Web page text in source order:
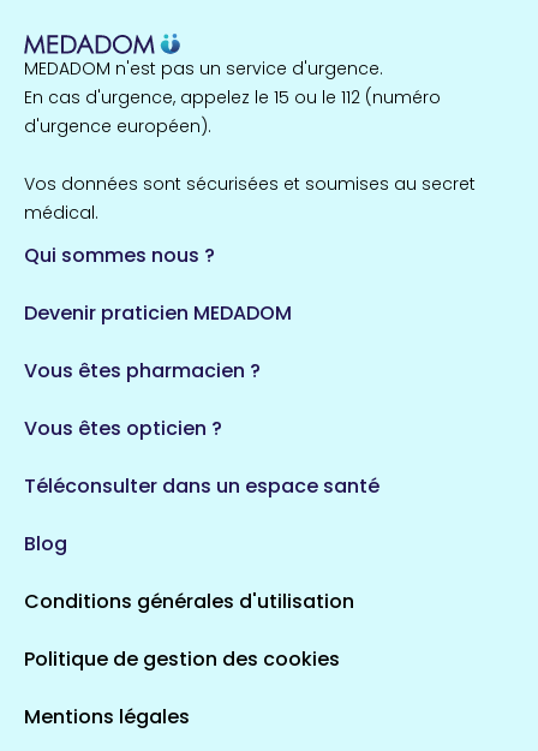
MEDADOM n'est pas un service d'urgence.
En cas d'urgence, appelez le 15 ou le 112 (numéro
d'urgence européen).
Vos données sont sécurisées et soumises au secret
médical.
Qui sommes nous ?
Devenir praticien MEDADOM
Vous êtes pharmacien ?
Vous êtes opticien ?
Téléconsulter dans un espace santé
Blog
Conditions générales d'utilisation
Politique de gestion des cookies
Mentions légales